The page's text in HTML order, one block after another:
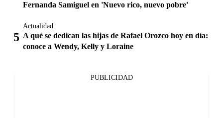
Fernanda Samiguel en 'Nuevo rico, nuevo pobre'
Actualidad
A qué se dedican las hijas de Rafael Orozco hoy en día:
conoce a Wendy, Kelly y Loraine
PUBLICIDAD